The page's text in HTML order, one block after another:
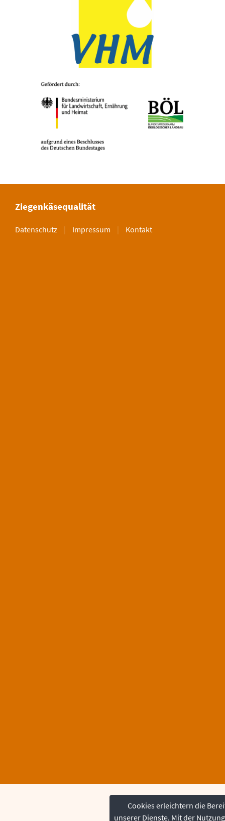
Cookies erleichtern die
unserer Dienste. Mit der
Ziegenkäsequalität
Datenschutz | Impressum | Kontakt